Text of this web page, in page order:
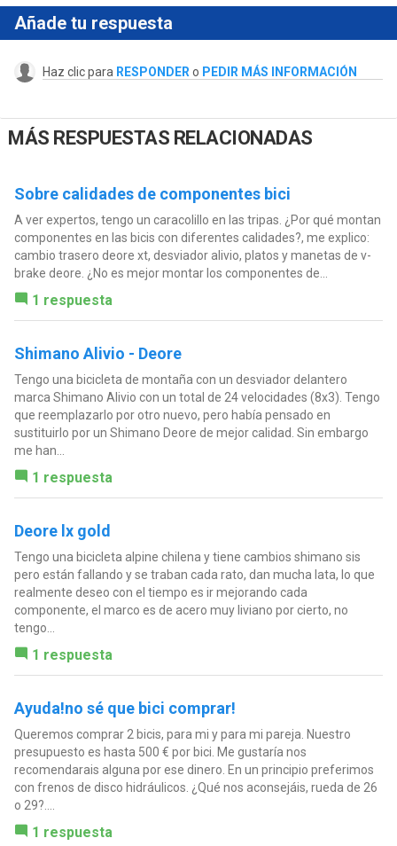
Añade tu respuesta
Haz clic para RESPONDER o PEDIR MÁS INFORMACIÓN
MÁS RESPUESTAS RELACIONADAS
Sobre calidades de componentes bici
A ver expertos, tengo un caracolillo en las tripas. ¿Por qué montan
componentes en las bicis con diferentes calidades?, me explico:
cambio trasero deore xt, desviador alivio, platos y manetas de v-
brake deore. ¿No es mejor montar los componentes de...
1 respuesta
Shimano Alivio - Deore
Tengo una bicicleta de montaña con un desviador delantero
marca Shimano Alivio con un total de 24 velocidades (8x3). Tengo
que reemplazarlo por otro nuevo, pero había pensado en
sustituirlo por un Shimano Deore de mejor calidad. Sin embargo
me han...
1 respuesta
Deore lx gold
Tengo una bicicleta alpine chilena y tiene cambios shimano sis
pero están fallando y se traban cada rato, dan mucha lata, lo que
realmente deseo con el tiempo es ir mejorando cada
componente, el marco es de acero muy liviano por cierto, no
tengo...
1 respuesta
Ayuda!no sé que bici comprar!
Queremos comprar 2 bicis, para mi y para mi pareja. Nuestro
presupuesto es hasta 500 € por bici. Me gustaría nos
recomendarais alguna por ese dinero. En un principio preferimos
con frenos de disco hidráulicos. ¿Qué nos aconsejáis, rueda de 26
o 29?....
1 respuesta